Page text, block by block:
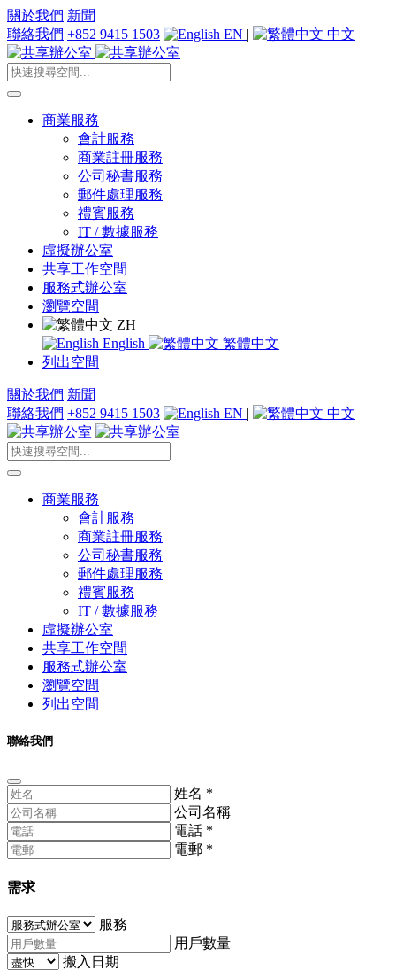
關於我們 新聞
聯絡我們 +852 9415 1503 EN | 中文
商業服務
會計服務
商業註冊服務
公司秘書服務
郵件處理服務
禮賓服務
IT / 數據服務
虛擬辦公室
共享工作空間
服務式辦公室
瀏覽空間
ZH
English
繁體中文
列出空間
關於我們 新聞
聯絡我們 +852 9415 1503 EN | 中文
商業服務
會計服務
商業註冊服務
公司秘書服務
郵件處理服務
禮賓服務
IT / 數據服務
虛擬辦公室
共享工作空間
服務式辦公室
瀏覽空間
列出空間
聯絡我們
姓名 *
公司名稱
電話 *
電郵 *
需求
服務
用戶數量
搬入日期